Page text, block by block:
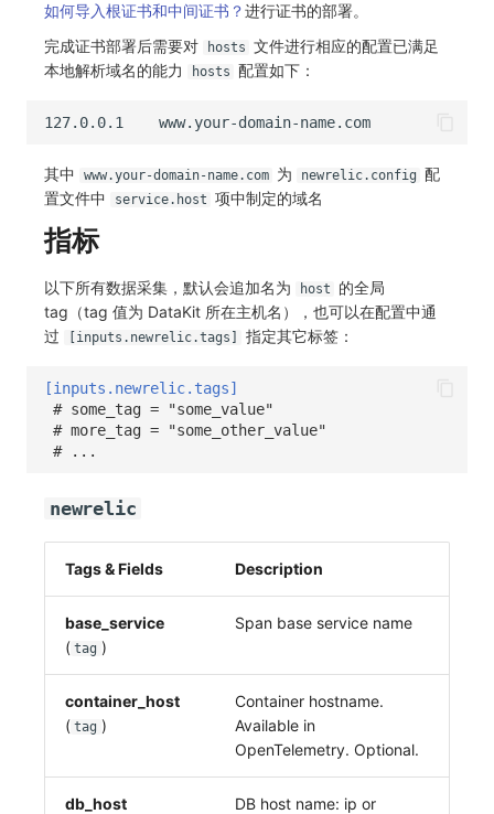
如何导入根证书和中间证书？进行证书的部署。
完成证书部署后需要对
hosts 文件进行相应的配置已满足
本地解析域名的能力
hosts 配置如下：
其中 www.your-domain-name.com 为 newrelic.config 配
置文件中
service.host 项中制定的域名
指标
以下所有数据采集，默认会追加名为 host
的全局
tag（tag 值为 DataKit 所在主机名），也可以在配置中通
过
[inputs.newrelic.tags] 指定其它标签：
[inputs.newrelic.tags]
# some_tag = "some_value"
# more_tag = "some_other_value"
# ...
newrelic
Tags & Fields Description
base_service
( tag )
Span base service name
container_host
( tag )
Container hostname.
Available in
OpenTelemetry. Optional.
db_host
DB host name: ip or